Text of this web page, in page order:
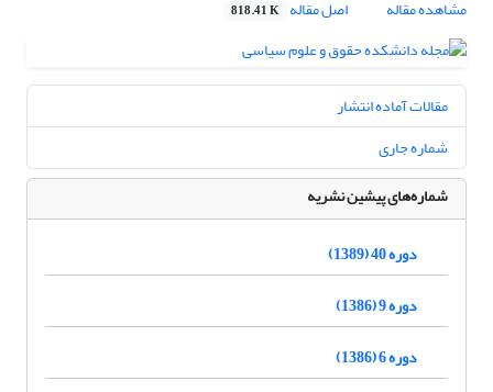
مشاهده مقاله
اصل مقاله 818.41 K
مقالات آماده انتشار
شماره جاری
شماره‌های پیشین نشریه
دوره 40 (1389)
دوره 9 (1386)
دوره 6 (1386)